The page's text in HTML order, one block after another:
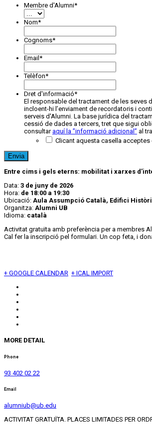
Membre d'Alumni*
Nom*
Cognoms*
Email *
Telèfon*
Dret d'informació*
El responsable del tractament de les seves
incloent-hi l’enviament de recordatoris i
serveis d'Alumni. La base jurídica del
cessió de dades a tercers, tret que sigui
consultaraquí la ”informació adicional” al
Clicant aquesta casella acceptes
Entre cims i gels eterns: mobilitat i xarxes
Data: 3 de juny de 2026
Hora: de 18:00 a 19:30
Ubicació: Aula Assumpció Català, Edifici
Organitza: Alumni UB
Idioma: català
Activitat gratuïta amb preferència per a membres
Cal fer la inscripció pel formulari. Un cop feta, i
+ GOOGLE CALENDAR + ICAL IMPORT
MORE DETAIL
Phone
93 402 02 22
Email
alumniub@ub.edu
ACTIVITAT GRATUÏTA. PLACES LIMITADES PER